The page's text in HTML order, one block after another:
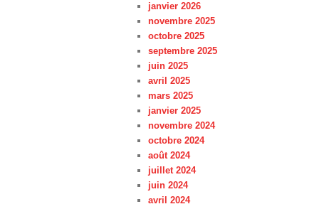
janvier 2026
novembre 2025
octobre 2025
septembre 2025
juin 2025
avril 2025
mars 2025
janvier 2025
novembre 2024
octobre 2024
août 2024
juillet 2024
juin 2024
avril 2024